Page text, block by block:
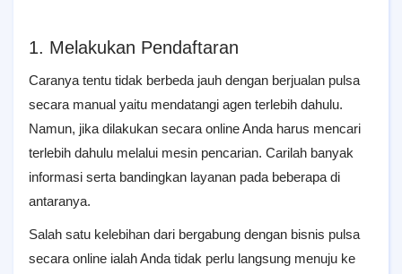
1. Melakukan Pendaftaran
Caranya tentu tidak berbeda jauh dengan berjualan pulsa
secara manual yaitu mendatangi agen terlebih dahulu.
Namun, jika dilakukan secara online Anda harus mencari
terlebih dahulu melalui mesin pencarian. Carilah banyak
informasi serta bandingkan layanan pada beberapa di
antaranya.
Salah satu kelebihan dari bergabung dengan bisnis pulsa
secara online ialah Anda tidak perlu langsung menuju ke